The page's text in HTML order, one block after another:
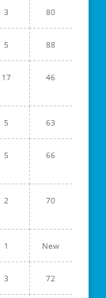
3 80
5 88
17 46
5 63
5 66
2 70
1 New
3 72